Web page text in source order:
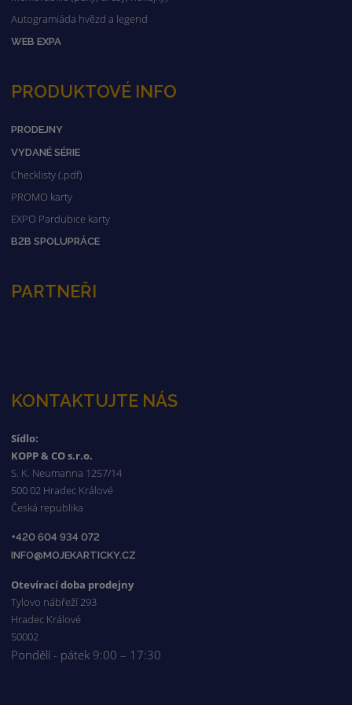
Autogramiáda hvězd a legend
WEB EXPA
PRODUKTOVÉ INFO
PRODEJNY
VYDANÉ SÉRIE
Checklisty (.pdf)
PROMO karty
EXPO Pardubice karty
B2B SPOLUPRÁCE
PARTNEŘI
KONTAKTUJTE NÁS
Sídlo:
KOPP & CO s.r.o.
S. K. Neumanna 1257/14
500 02 Hradec Králové
Česká republika
+420 604 934 072
INFO@MOJEKARTICKY.CZ
Otevírací doba prodejny
Tylovo nábřeží 293
Hradec Králové
50002
Pondělí - pátek 9:00 – 17:30